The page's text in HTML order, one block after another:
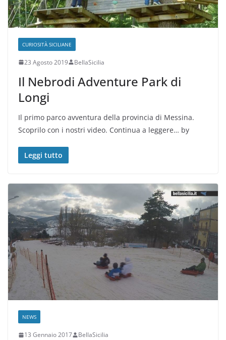
CURIOSITÀ SICILIANE
23 Agosto 2019 BellaSicilia
Il Nebrodi Adventure Park di
Longi
Il primo parco avventura della provincia di Messina.
Scoprilo con i nostri video. Continua a leggere… by
Leggi tutto
NEWS
13 Gennaio 2017 BellaSicilia